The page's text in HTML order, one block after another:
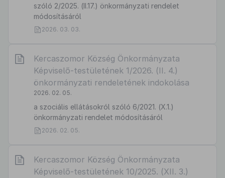
szóló 2/2025. (II.17.) önkormányzati rendelet
módosításáról
2026. 03. 03.
Kercaszomor Község Önkormányzata
Képviselő-testületének 1/2026. (II. 4.)
önkormányzati rendeletének indokolása
2026. 02. 05.
a szociális ellátásokról szóló 6/2021. (X.1.)
önkormányzati rendelet módosításáról
2026. 02. 05.
Kercaszomor Község Önkormányzata
Képviselő-testületének 10/2025. (XII. 3.)